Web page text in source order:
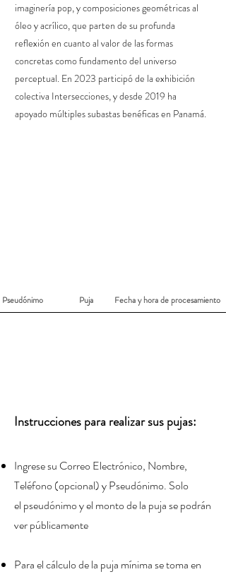
imaginería pop, y composiciones geométricas al
óleo y acrílico, que parten de su profunda
reflexión en cuanto al valor de las formas
concretas como fundamento del universo
perceptual. En 2023 participó de la exhibición
colectiva Intersecciones, y desde 2019 ha
apoyado múltiples subastas benéficas en Panamá.
Pseudónimo Puja Fecha y hora de procesamiento
Instrucciones para realizar sus pujas:
Ingrese su Correo Electrónico, Nombre,
Teléfono (opcional) y Pseudónimo. Solo
el pseudónimoy el monto de la puja se podrán
ver públicamente
Para el cálculo de la puja mínima se toma en